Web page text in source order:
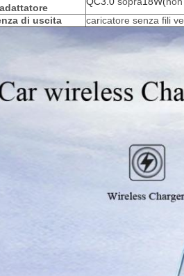
di uscita
caricatore senza fili